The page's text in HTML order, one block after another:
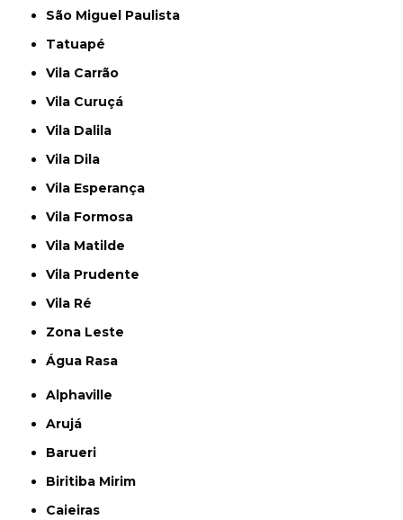
São Miguel Paulista
Tatuapé
Vila Carrão
Vila Curuçá
Vila Dalila
Vila Dila
Vila Esperança
Vila Formosa
Vila Matilde
Vila Prudente
Vila Ré
Zona Leste
Água Rasa
Alphaville
Arujá
Barueri
Biritiba Mirim
Caieiras